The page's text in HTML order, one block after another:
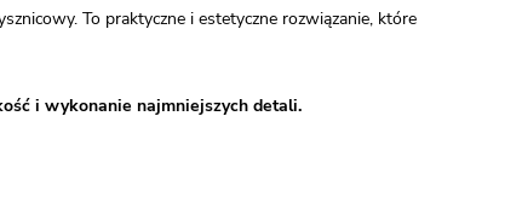
To praktyczne i estetyczne rozwiązanie, które
i wykonanie najmniejszych detali.